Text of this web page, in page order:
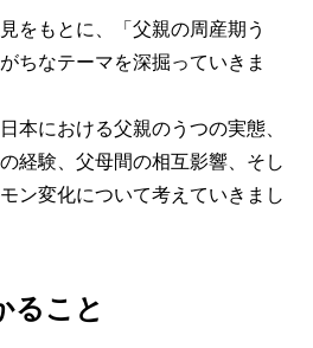
をもとに、「父親の周産期う
ちなテーマを深掘っていきま
本における父親のうつの実態、
経験、父母間の相互影響、そし
ン変化について考えていきまし
ること